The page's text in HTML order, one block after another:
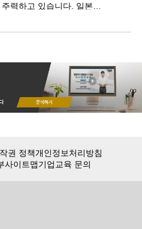
력하고 있습니다. 일본
계의 기술 현황에 대해
펴보겠습니다.
권 정책개인정보처리방침
사이트맵기업교육 문의